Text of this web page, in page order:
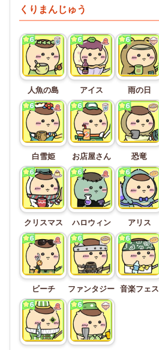
くりまんじゅう
人魚の島 アイス 雨の日
白雪姫 お店屋さん 恐竜
クリスマス ハロウィン アリス
ビーチ ファンタジー 音楽フェス